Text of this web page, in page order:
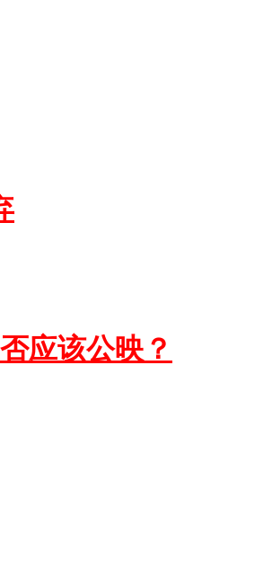
应该公映？